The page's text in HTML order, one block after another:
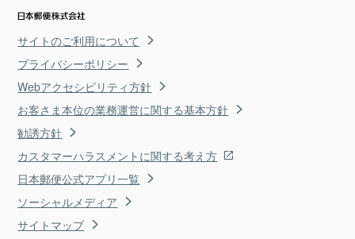
サイトのご利用について
プライバシーポリシー
Webアクセシビリティ方針
お客さま本位の業務運営に関する基本方針
勧誘方針
カスタマーハラスメントに関する考え方
日本郵便公式アプリ一覧
ソーシャルメディア
サイトマップ